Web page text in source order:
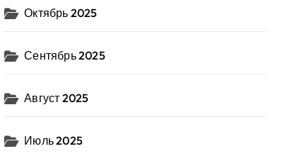
Октябрь 2025
Сентябрь 2025
Август 2025
Июль 2025